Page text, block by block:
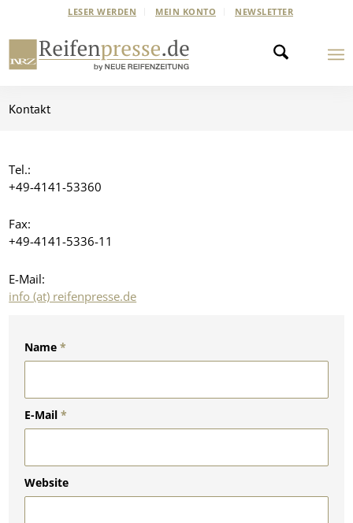
LESER WERDEN MEIN KONTO NEWSLETTER
Kontakt
Tel.:
+49-4141-53360
Fax:
+49-4141-5336-11
E-Mail:
info (at) reifenpresse.de
Name*
E-Mail*
Website